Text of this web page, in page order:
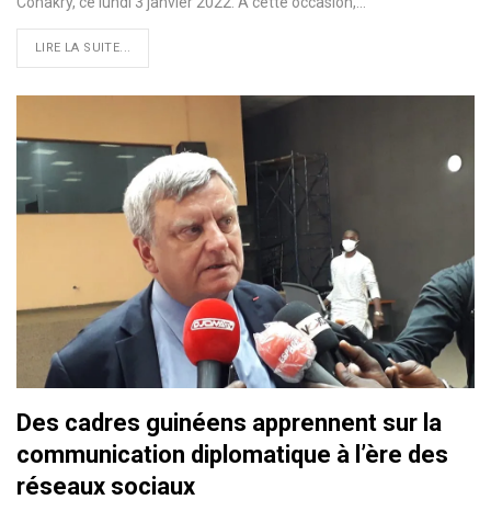
LIRE LA SUITE...
Des cadres guinéens apprennent sur la
communication diplomatique à l’ère des
réseaux sociaux